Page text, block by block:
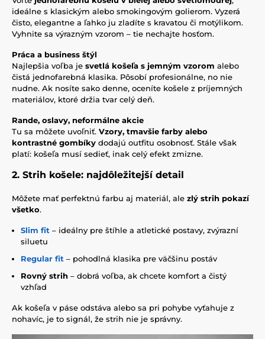
ideálne s klasickým alebo smokingovým golierom. Vyzerá
čisto, elegantne a ľahko ju zladíte s kravatou či motýlikom.
Vyhnite sa výrazným vzorom – tie nechajte hosťom.
Práca a business štýl
Najlepšia voľba je svetlá košeľa s jemným vzorom alebo
čistá jednofarebná klasika. Pôsobí profesionálne, no nie
nudne. Ak nosíte sako denne, oceníte košele z príjemných
materiálov, ktoré držia tvar celý deň.
Rande, oslavy, neformálne akcie
Tu sa môžete uvoľniť. Vzory, tmavšie farby alebo
kontrastné gombíky dodajú outfitu osobnosť. Stále však
platí: košeľa musí sedieť, inak celý efekt zmizne.
2. Strih košele: najdôležitejší detail
Môžete mať perfektnú farbu aj materiál, ale zlý strih pokazí
všetko.
Slim fit – ideálny pre štíhle a atletické postavy, zvýrazní
siluetu
Regular fit – pohodlná klasika pre väčšinu postáv
Rovný strih – dobrá voľba, ak chcete komfort a čistý
vzhľad
Ak košeľa v páse odstáva alebo sa pri pohybe vyťahuje z
nohavíc, je to signál, že strih nie je správny.